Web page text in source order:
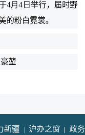
4月4日举行，届时野
的粉白霓裳。
堃
新疆 | 沪办之窗 | 政务